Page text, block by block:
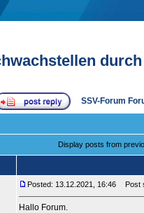
SSV-Forum
Display posts from
Posted: 13.12.2021, 16:46 Post
Hallo Forum.